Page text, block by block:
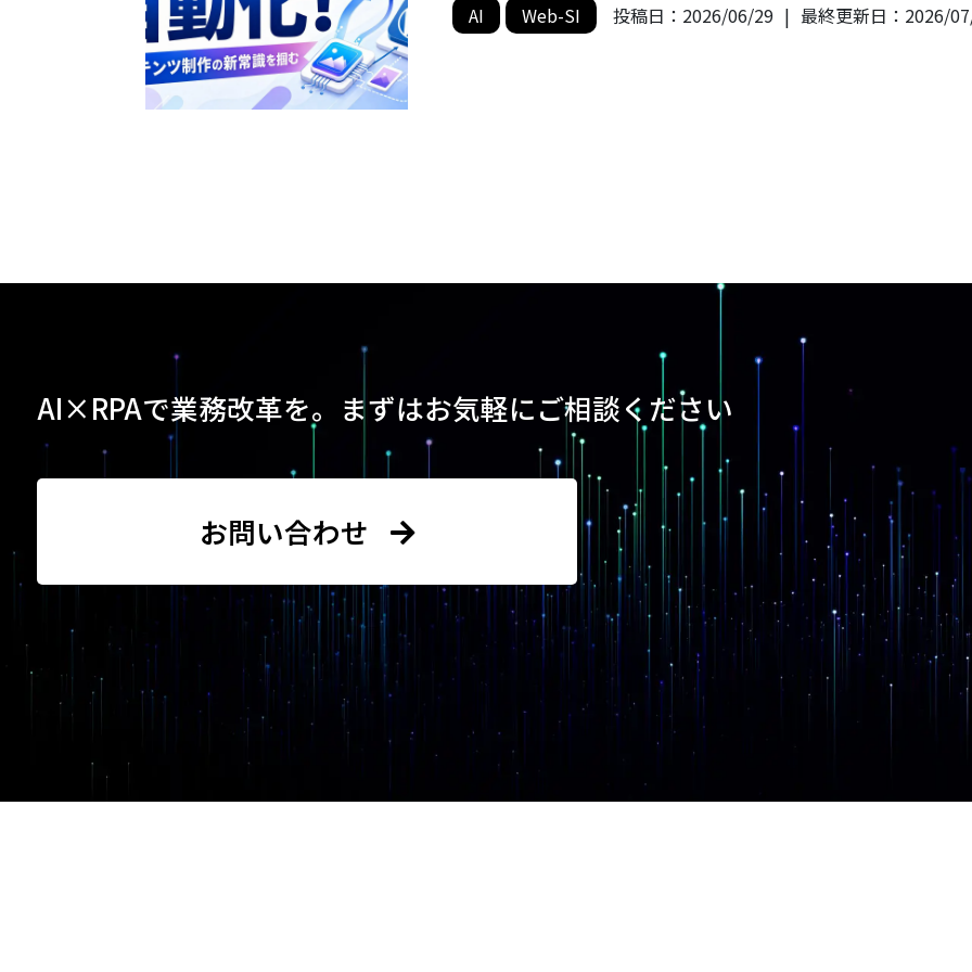
AI Web-SI 投稿日： 2026/06/29 | 最終更新日： 2026/
AI×RPAで業務改革を。 まずはお気軽にご相談ください
お問い合わせ